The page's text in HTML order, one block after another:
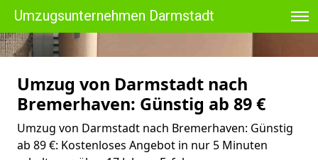
Umzugsunternehmen Darmstadt
Umzug von Darmstadt nach
Bremer­haven: Günstig ab 89 €
Umzug von Darmstadt nach Bremer­haven: Günstig
ab 89 €: Kostenloses Angebot in nur 5 Minuten